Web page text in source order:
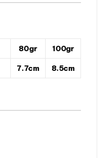
80gr 100gr
7.7cm 8.5cm